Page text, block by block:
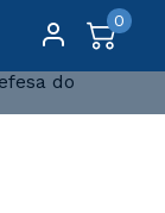
0